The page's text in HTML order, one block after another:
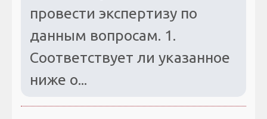
провести экспертизу по
данным вопросам. 1.
Соответствует ли указанное
ниже о...